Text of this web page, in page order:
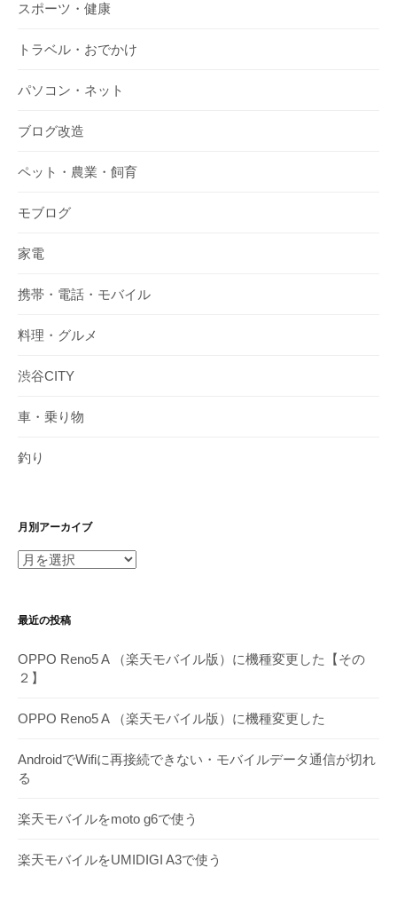
スポーツ・健康
トラベル・おでかけ
パソコン・ネット
ブログ改造
ペット・農業・飼育
モブログ
家電
携帯・電話・モバイル
料理・グルメ
渋谷CITY
車・乗り物
釣り
月別アーカイブ
月
ー
イ
ブ
最近の投稿
OPPO Reno5 A （楽天モバイル版）に機種変更した【その
２】
OPPO Reno5 A （楽天モバイル版）に機種変更した
AndroidでWifiに再接続できない・モバイルデータ通信が切れ
る
楽天モバイルをmoto g6で使う
楽天モバイルをUMIDIGI A3で使う